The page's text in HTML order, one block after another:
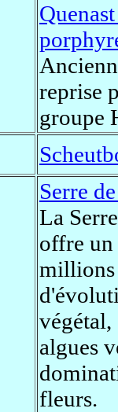
reprise
groupe
Serre
La
offre un
millions
végétal,
algues
fleurs.